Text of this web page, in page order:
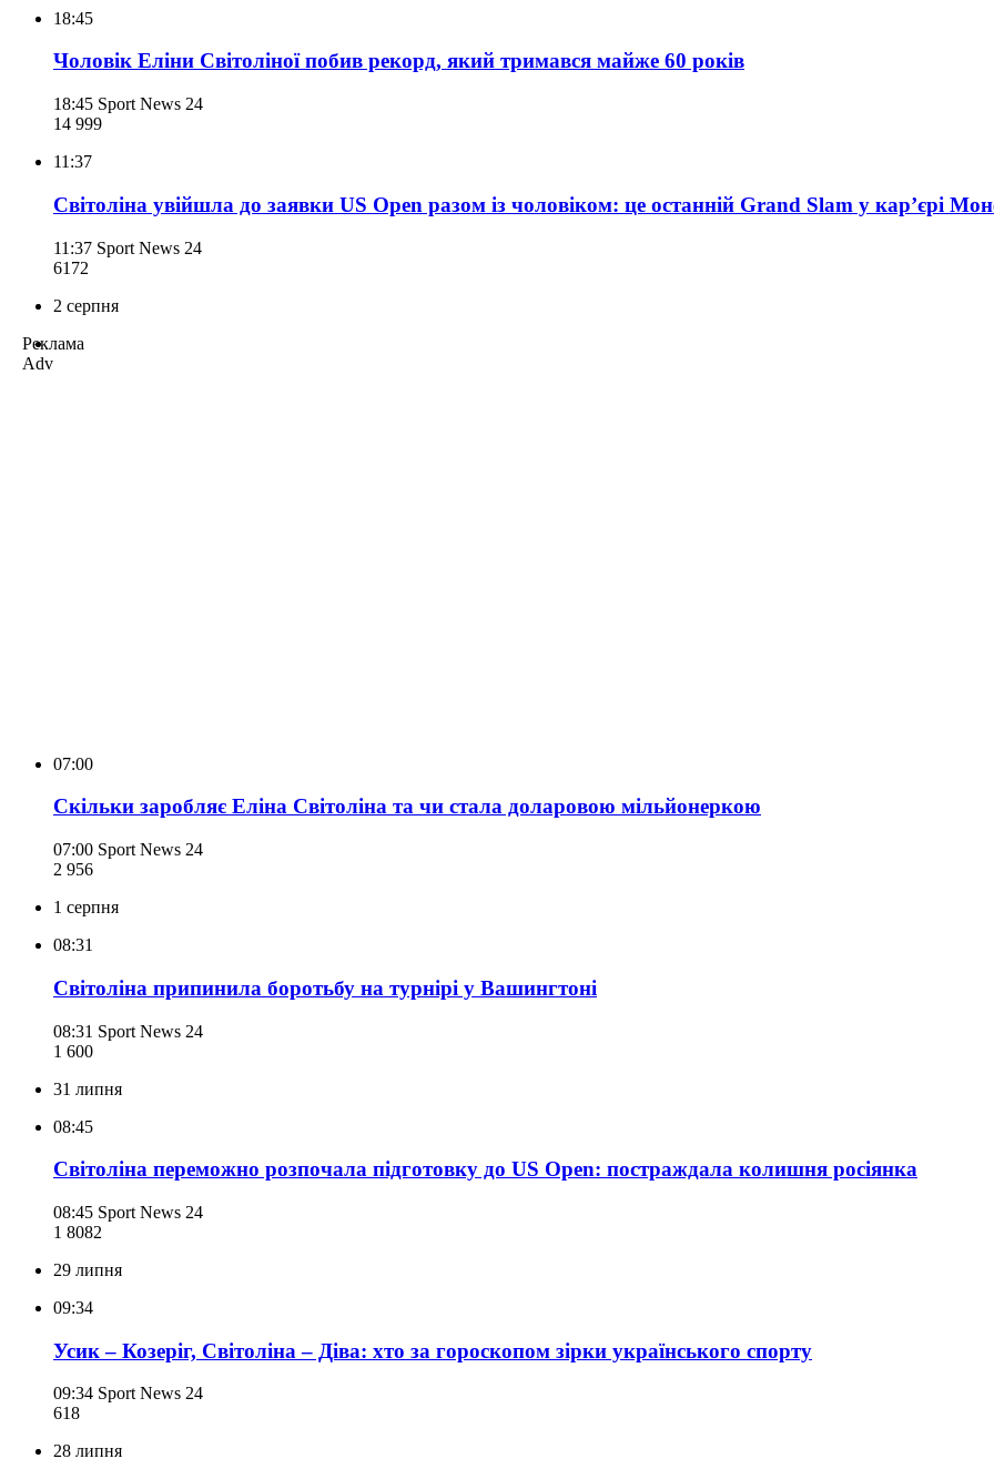
18:45
Чоловік Еліни Світоліної побив рекорд, який тримався майже 60 років
18:45 Sport News 24
14 999
11:37
Світоліна увійшла до заявки US Open разом із чоловіком: це останній Grand Slam у кар’єрі
11:37 Sport News 24
6172
2 серпня
Реклама
Adv
07:00
Скільки заробляє Еліна Світоліна та чи стала доларовою мільйонеркою
07:00 Sport News 24
2 956
1 серпня
08:31
Світоліна припинила боротьбу на турнірі у Вашингтоні
08:31 Sport News 24
1 600
31 липня
08:45
Світоліна переможно розпочала підготовку до US Open: постраждала колишня росіянка
08:45 Sport News 24
1 8082
29 липня
09:34
Усик – Козеріг, Світоліна – Діва: хто за гороскопом зірки українського спорту
09:34 Sport News 24
618
28 липня